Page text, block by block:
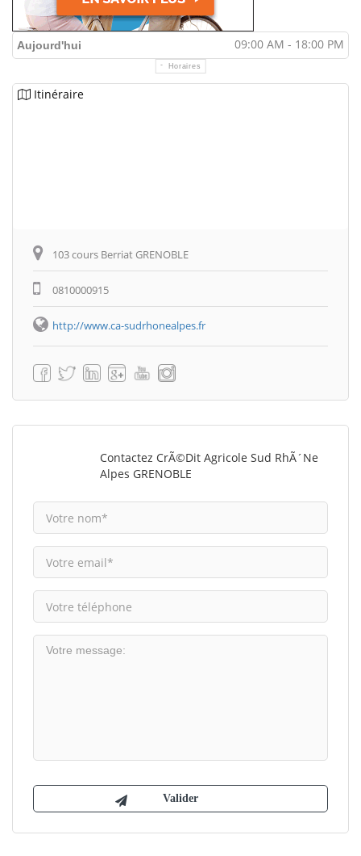
Aujourd'hui 09:00 AM - 18:00 PM
Horaires
Itinéraire
103 cours Berriat GRENOBLE
0810000915
http://www.ca-sudrhonealpes.fr
Contactez CrÃ©dit Agricole Sud RhÃ´ne
Alpes GRENOBLE